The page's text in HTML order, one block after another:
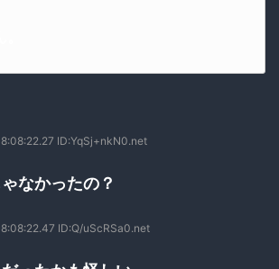
ID:YqSj+nkN0.net
なかったの？
ID:Q/uScRSa0.net